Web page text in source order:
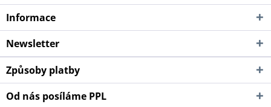
Informace
Newsletter
Způsoby platby
Od nás posíláme PPL